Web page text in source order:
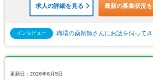
求人の詳細を見る 最新の募集状況
インタビュー 職場の薬剤師さんにお話を伺って
更新日：2026年8月5日